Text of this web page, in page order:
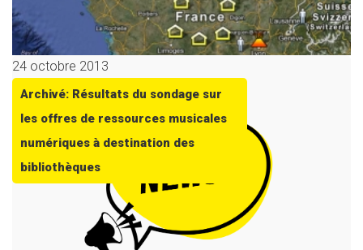
24 octobre 2013
Archivé: Résultats du sondage sur
les offres de ressources musicales
numériques à destination des
bibliothèques